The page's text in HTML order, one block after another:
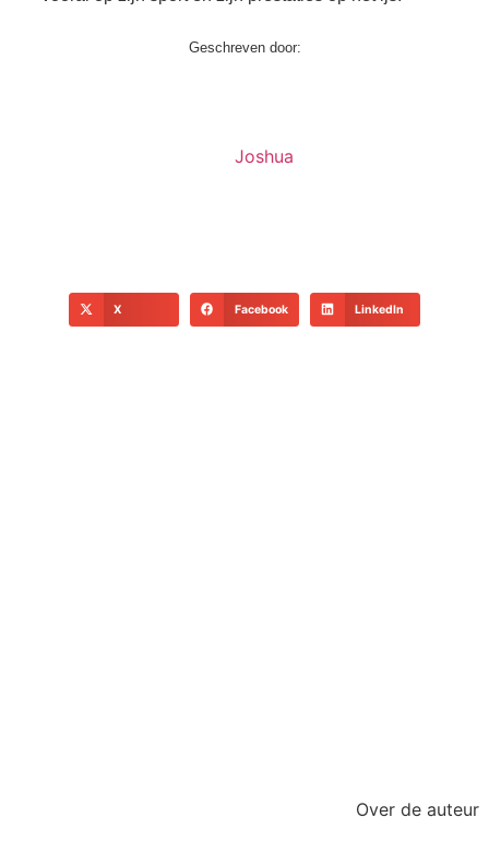
Geschreven door:
Joshua
X Facebook LinkedIn
Over de auteur